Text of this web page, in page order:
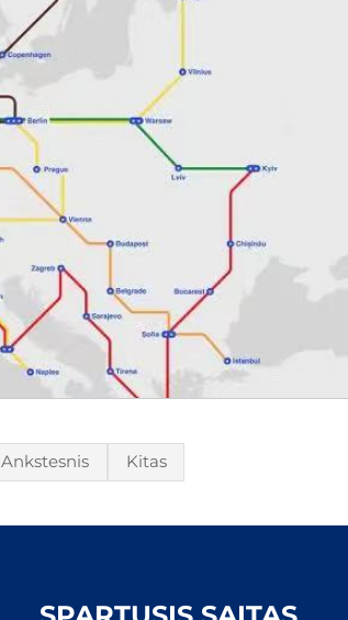
Ankstesnis Kitas